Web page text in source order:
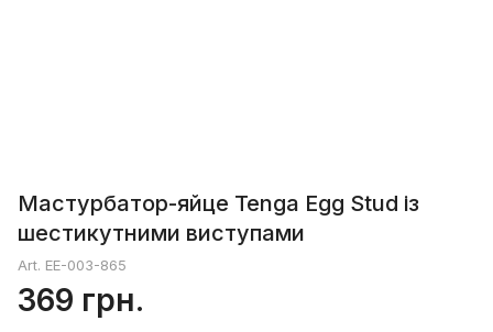
Мастурбатор-яйце Tenga Egg Stud із
шестикутними виступами
Art. EE-003-865
369 грн.